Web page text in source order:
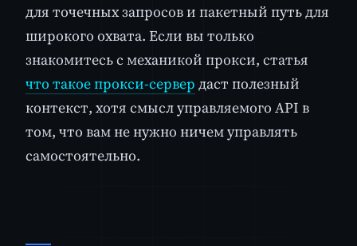
для точечных запросов и пакетный путь для
широкого охвата. Если вы только
знакомитесь с механикой прокси, статья
что такое прокси-сервер даст полезный
контекст, хотя смысл управляемого API в
том, что вам не нужно ничем управлять
самостоятельно.